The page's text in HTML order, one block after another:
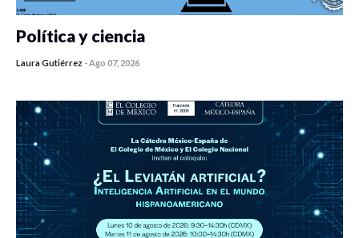
Política y ciencia
Laura Gutiérrez -Ago 07, 2026